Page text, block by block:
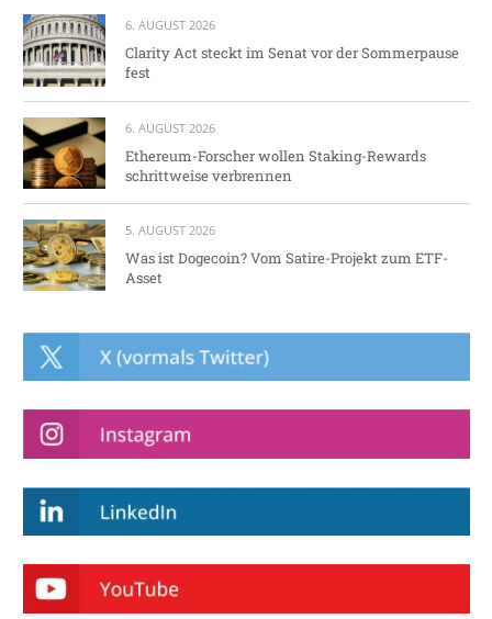
6. AUGUST 2026
Clarity Act steckt im Senat vor der Sommerpause
fest
6. AUGUST 2026
Ethereum-Forscher wollen Staking-Rewards
schrittweise verbrennen
5. AUGUST 2026
Was ist Dogecoin? Vom Satire-Projekt zum ETF-
Asset